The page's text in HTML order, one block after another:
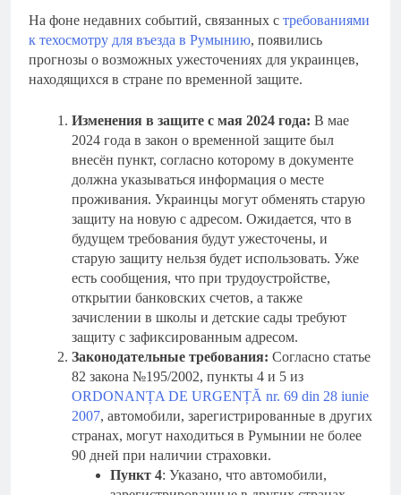
На фоне недавних событий, связанных с требованиями
к техосмотру для въезда в Румынию, появились
прогнозы о возможных ужесточениях для украинцев,
находящихся в стране по временной защите.
Изменения в защите с мая 2024 года: В мае
2024 года в закон о временной защите был
внесён пункт, согласно которому в документе
должна указываться информация о месте
проживания. Украинцы могут обменять старую
защиту на новую с адресом. Ожидается, что в
будущем требования будут ужесточены, и
старую защиту нельзя будет использовать. Уже
есть сообщения, что при трудоустройстве,
открытии банковских счетов, а также
зачислении в школы и детские сады требуют
защиту с зафиксированным адресом.
Законодательные требования: Согласно статье
82 закона №195/2002, пункты 4 и 5 из
ORDONANȚA DE URGENȚĂ nr. 69 din 28 iunie
2007, автомобили, зарегистрированные в других
странах, могут находиться в Румынии не более
90 дней при наличии страховки.
Пункт 4: Указано, что автомобили,